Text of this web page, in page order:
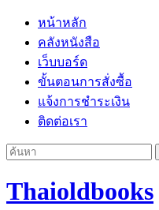
หน้าหลัก
คลังหนังสือ
เว็บบอร์ด
ขั้นตอนการสั่งซื้อ
แจ้งการชำระเงิน
ติดต่อเรา
Thaioldbooks